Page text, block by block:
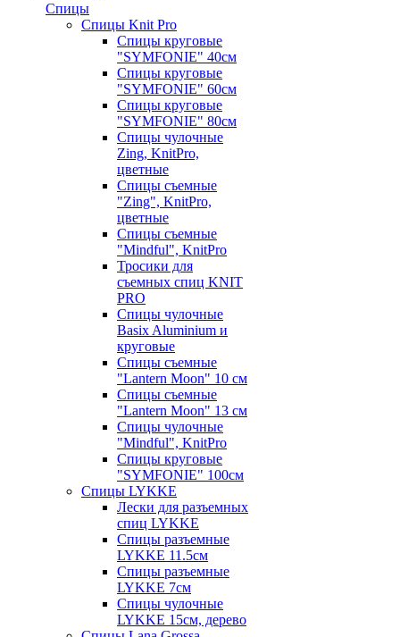
Спицы
Спицы Knit Pro
Спицы круговые
"SYMFONIE" 40см
Спицы круговые
"SYMFONIE" 60см
Спицы круговые
"SYMFONIE" 80см
Спицы чулочные
Zing, KnitPro,
цветные
Спицы съемные
"Zing", KnitPro,
цветные
Спицы съемные
"Mindful", KnitPro
Тросики для
съемных спиц KNIT
PRO
Спицы чулочные
Basix Aluminium и
круговые
Спицы съемные
"Lantern Moon" 10 см
Спицы съемные
"Lantern Moon" 13 см
Спицы чулочные
"Mindful", KnitPro
Спицы круговые
"SYMFONIE" 100см
Спицы LYKKE
Лески для разъемных
спиц LYKKE
Спицы разъемные
LYKKE 11.5см
Спицы разъемные
LYKKE 7см
Спицы чулочные
LYKKE 15см, дерево